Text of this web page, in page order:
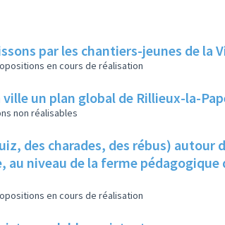
par les chantiers-jeunes de la
en cours de réalisation
un plan global de Rillieux-la-
non réalisables
des charades, des rébus) autour
niveau de la ferme pédagogique
en cours de réalisation